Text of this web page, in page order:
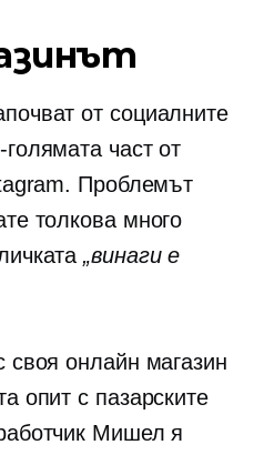
от социалните
част от
Проблемът
толкова много
„винаги е
своя онлайн магазин
опит с пазарските
Мишел я